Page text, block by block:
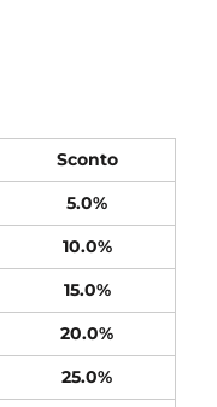
Sconto
5.0%
10.0%
15.0%
20.0%
25.0%